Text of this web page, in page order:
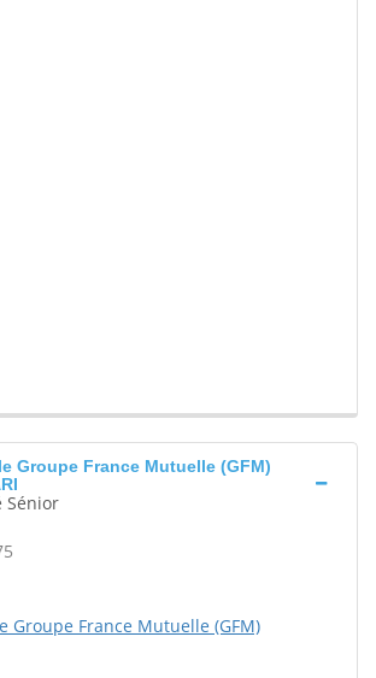
Groupe France Mutuelle (GFM)
Sénior
Groupe France Mutuelle (GFM)